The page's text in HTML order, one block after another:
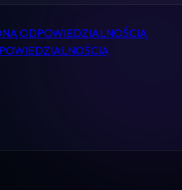
ODPOWIEDZIALNOŚCIĄ